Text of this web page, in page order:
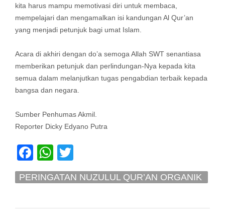
kita harus mampu memotivasi diri untuk membaca,
mempelajari dan mengamalkan isi kandungan Al Qur’an
yang menjadi petunjuk bagi umat Islam.
Acara di akhiri dengan do’a semoga Allah SWT senantiasa
memberikan petunjuk dan perlindungan-Nya kepada kita
semua dalam melanjutkan tugas pengabdian terbaik kepada
bangsa dan negara.
Sumber Penhumas Akmil.
Reporter Dicky Edyano Putra
Facebook
WhatsApp
Twitter
PERINGATAN NUZULUL QUR’AN ORGANIK